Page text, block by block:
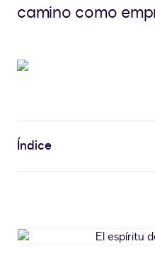
camino como
Índice